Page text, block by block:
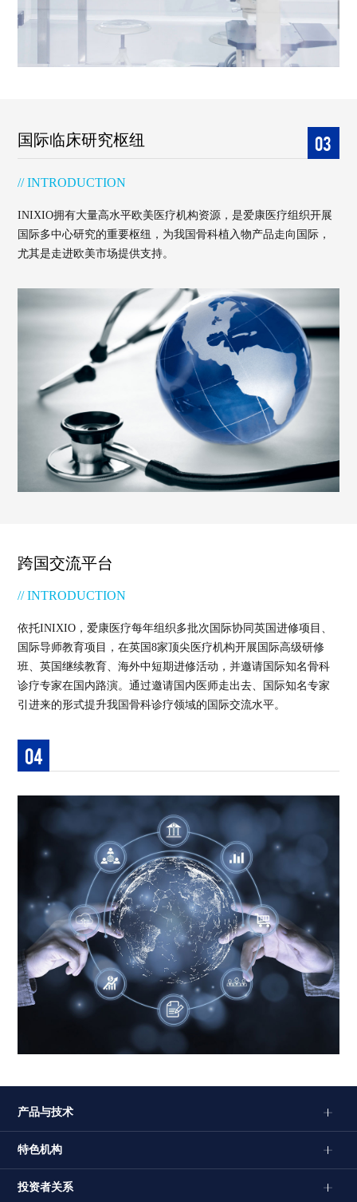
国际临床研究枢纽 03
// INTRODUCTION
INIXIO拥有大量高水平欧美医疗机构资源，是爱康医疗组织开展
国际多中心研究的重要枢纽，为我国骨科植入物产品走向国际，
尤其是走进欧美市场提供支持。
跨国交流平台
// INTRODUCTION
依托INIXIO，爱康医疗每年组织多批次国际协同英国进修项目、
国际导师教育项目，在英国8家顶尖医疗机构开展国际高级研修
班、英国继续教育、海外中短期进修活动，并邀请国际知名骨科
诊疗专家在国内路演。通过邀请国内医师走出去、国际知名专家
引进来的形式提升我国骨科诊疗领域的国际交流水平。
04
产品与技术
特色机构
投资者关系